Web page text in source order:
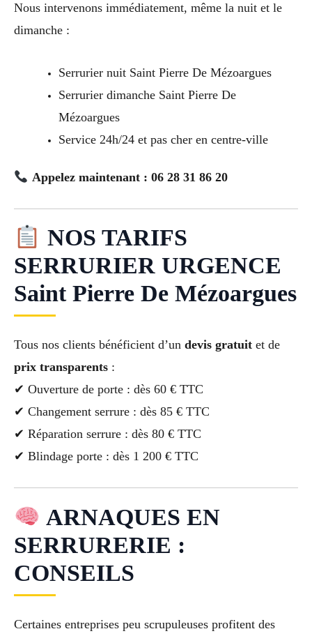
Nous intervenons immédiatement, même la nuit et le
dimanche :
Serrurier nuit Saint Pierre De Mézoargues
Serrurier dimanche Saint Pierre De
Mézoargues
Service 24h/24 et pas cher en centre-ville
Appelez maintenant : 06 28 31 86 20
NOS TARIFS
SERRURIER URGENCE
Saint Pierre De Mézoargues
Tous nos clients bénéficient d’un devis gratuit et de
prix transparents :
✔ Ouverture de porte : dès 60 € TTC
✔ Changement serrure : dès 85 € TTC
✔ Réparation serrure : dès 80 € TTC
✔ Blindage porte : dès 1 200 € TTC
ARNAQUES EN
SERRURERIE :
CONSEILS
Certaines entreprises peu scrupuleuses profitent des